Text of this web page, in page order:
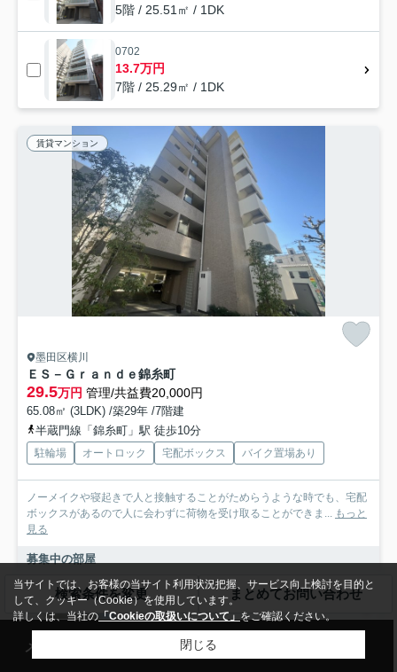
5階 / 25.51㎡ / 1DK
0702
13.7万円
7階 / 25.29㎡ / 1DK
賃貸マンション
墨田区横川
ＥＳ－Ｇｒａｎｄｅ錦糸町
29.5万円 管理/共益費20,000円
65.08㎡ (3LDK) /築29年 /7階建
半蔵門線「錦糸町」駅 徒歩10分
駐輪場 オートロック 宅配ボックス バイク置場あり
ノーメイクや寝起きで人と接触することがためらうような時でも、宅配
ボックスがあるので人に会わずに荷物を受け取ることができま... もっと
見る
募集中の部屋
4階
29.5万円
4階 / 65.08㎡ / 3LDK
検索条件を変更 まとめてお問い合わせ
メール 来店予約
当サイトでは、お客様の当サイト利用状況把握、サービス向上検討を目的と
して、クッキー（Cookie）を使用しています。
詳しくは、当社の 「Cookieの取扱いについて」 をご確認ください。
閉じる